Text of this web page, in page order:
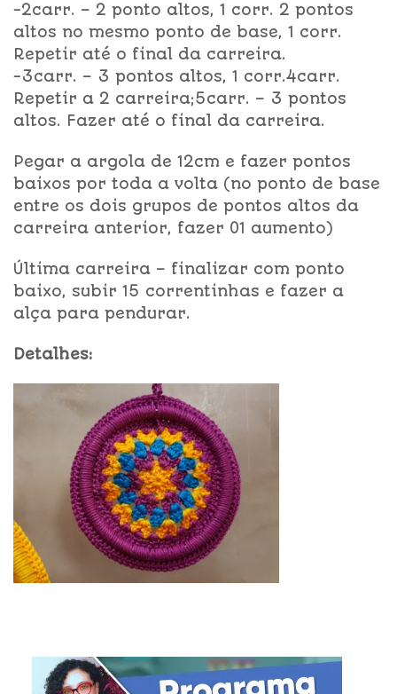
-2carr. – 2 ponto altos, 1 corr. 2 pontos
altos no mesmo ponto de base, 1 corr.
Repetir até o final da carreira.
-3carr. – 3 pontos altos, 1 corr.4carr.
Repetir a 2 carreira;5carr. – 3 pontos
altos. Fazer até o final da carreira.
Pegar a argola de 12cm e fazer pontos
baixos por toda a volta (no ponto de base
entre os dois grupos de pontos altos da
carreira anterior, fazer 01 aumento)
Última carreira – finalizar com ponto
baixo, subir 15 correntinhas e fazer a
alça para pendurar.
Detalhes: